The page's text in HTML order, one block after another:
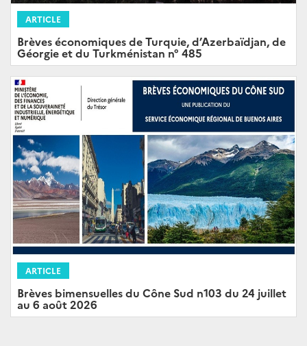
ARTICLE
Brèves économiques de Turquie, d’Azerbaïdjan, de
Géorgie et du Turkménistan n° 485
ARTICLE
Brèves bimensuelles du Cône Sud n103 du 24 juillet
au 6 août 2026